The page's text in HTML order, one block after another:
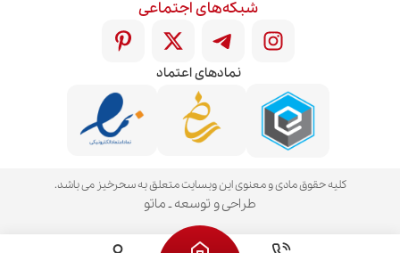
شبکه‌های اجتماعی
نمادهای اعتماد
کلیه حقوق مادی و معنوی این وبسایت متعلق به سحرخیز می باشد.
طراحی و توسعه ـ ماتو